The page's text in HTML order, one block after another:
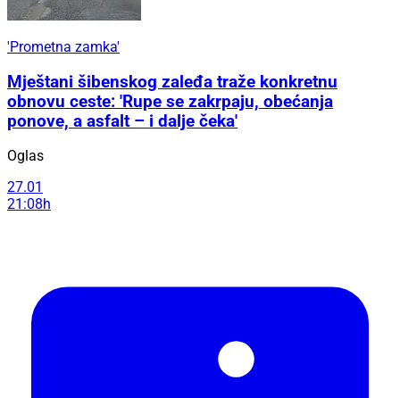
'Prometna zamka'
Mještani šibenskog zaleđa traže konkretnu
obnovu ceste: 'Rupe se zakrpaju, obećanja
ponove, a asfalt – i dalje čeka'
Oglas
27.01
21:08h